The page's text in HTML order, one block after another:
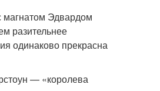
магнатом Эдвардом
разительнее
одинаково прекрасна
— «королева